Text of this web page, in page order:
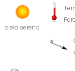
cielo sereno